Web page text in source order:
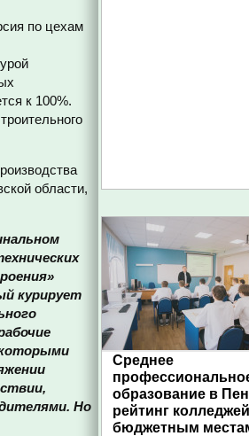
по цехам
к 100%.
области,
курирует
которыми
Но
Среднее
образование в
рейтинг
бюджетным